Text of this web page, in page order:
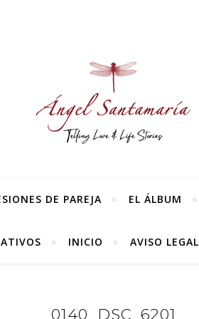
DE PAREJA EL ÁLBUM
INICIO AVISO LEGAL
0140_DSC_6201